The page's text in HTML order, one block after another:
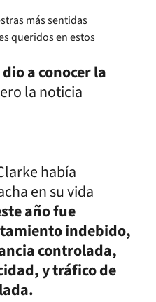
más sentidas
queridos en estos
a conocer la
la noticia
había
en su vida
año fue
indebido,
controlada,
y tráfico de